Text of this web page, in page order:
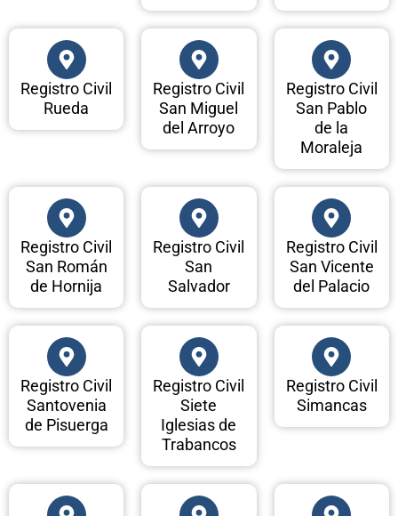
Registro Civil
Rueda
Registro Civil
San Miguel
del Arroyo
Registro Civil
San Pablo
de la
Moraleja
Registro Civil
San Román
de Hornija
Registro Civil
San
Salvador
Registro Civil
San Vicente
del Palacio
Registro Civil
Santovenia
de Pisuerga
Registro Civil
Siete
Iglesias de
Trabancos
Registro Civil
Simancas